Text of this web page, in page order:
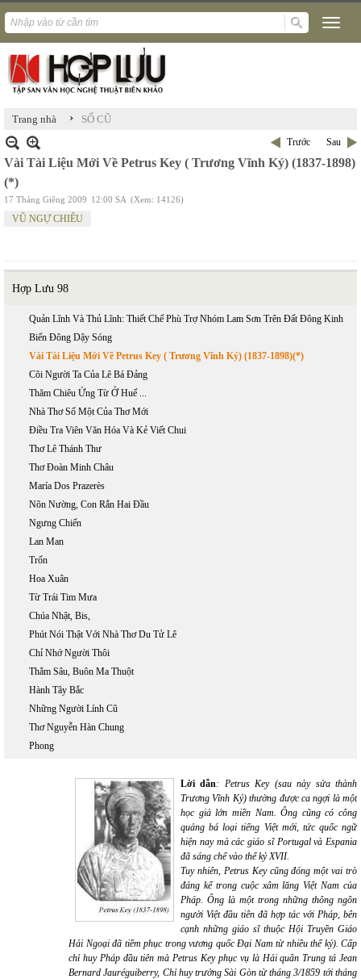
Trang nhà › SỐ CŨ
Trước Sau
Vài Tài Liệu Mới Về Petrus Key ( Trương Vĩnh Ký) (1837-1898)
(*)
17 Tháng Giêng 2009 12:00 SA (Xem: 14126)
VŨ NGỰ CHIÊU
Hợp Lưu 98
Quản Lĩnh Và Thủ Lĩnh: Thiết Chế Phù Trợ Nhóm Lam Sơn Trên Đất Đông Kinh
Biển Đông Dậy Sóng
Vài Tài Liệu Mới Về Petrus Key ( Trương Vĩnh Ký) (1837-1898)(*)
Cõi Người Ta Của Lê Bá Đảng
Thăm Chiêu Ứng Từ Ở Huế ...
Nhà Thơ Số Một Của Thơ Mới
Điều Tra Viên Văn Hóa Và Kẻ Viết Chui
Thơ Lê Thánh Thư
Thơ Đoàn Minh Châu
María Dos Prazerès
Nõn Nường, Con Rắn Hai Đầu
Ngưng Chiến
Lan Man
Trốn
Hoa Xuân
Từ Trái Tim Mưa
Chúa Nhật, Bis,
Phút Nói Thật Với Nhà Thơ Du Tử Lê
Chỉ Nhớ Người Thôi
Thẳm Sâu, Buôn Ma Thuột
Hành Tây Bắc
Những Người Lính Cũ
Thơ Nguyễn Hàn Chung
Phong
Lời dẫn: Petrus Key (sau này sửa thành
Trương Vĩnh Ký) thường được ca ngợi là một
học giả lớn miền Nam. Ông cũng có công
quảng bá loại tiếng Việt mới, tức quốc ngữ
hiện nay mà các giáo sĩ Portugal và Espania
đã sáng chế vào thế kỷ XVII.
Tuy nhiên, Petrus Key cũng đóng một vai trò
đáng kể trong cuộc xâm lăng Việt Nam của
Pháp. Ông là một trong những thông ngôn
người Việt đầu tiên đã hợp tác với Pháp, bên
cạnh những giáo sĩ thuộc Hội Truyền Giáo
Hải Ngoại đã tiềm phục trong vương quốc Đại Nam từ nhiều thế kỷ). Cấp
chỉ huy Pháp đầu tiên mà Petrus Key phục vụ là Hải quân Trung tá Jean
Bernard Jauréguiberry, Chỉ huy trưởng Sài Gòn từ tháng 3/1859 tới tháng